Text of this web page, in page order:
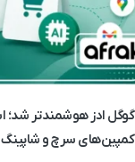
کمپین‌های سرچ و شاپینگ